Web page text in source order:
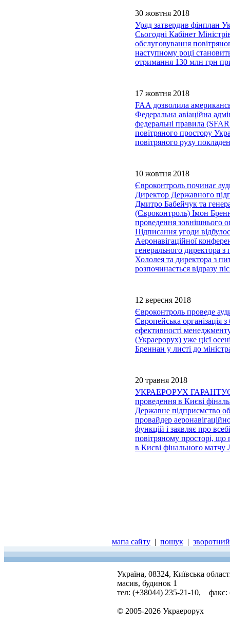
30 жовтня 2018
Уряд затвердив фінплан
Сьогодні Кабінет
обслуговування
наступному році
отримання 130 млн грн
17 жовтня 2018
FAA дозволила
Федеральна авіаційна
федеральні правила
повітряного простору
повітряного руху
10 жовтня 2018
Євроконтроль починає
Директор Державного
Дмитро Бабейчук та
(Євроконтроль) Імон
проведення зовнішнього
Підписання угоди
Аеронавігаційної
генерального директора з
Хололея та директора з
розпочинається відразу
12 вересня 2018
Євроконтроль проведе
Європейська організація
ефективності
(Украерорух) уже цієї
Бреннан у листі до
20 травня 2018
УКРАЕРОРУХ
проведення в Києві
Державне підприємство
провайдер
функцій і заявляє про
повітряному просторі, що
в Києві фінального
мапа сайту | пошук |
Україна, 08324, Київська
масив, будинок 1
тел: (+38044) 235-21-10, факс:
© 2005-2026 Украерорух